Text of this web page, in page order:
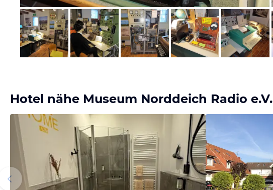
Bild melden
von Jörn
Hotel nähe Museum Norddeich Radio e.V.